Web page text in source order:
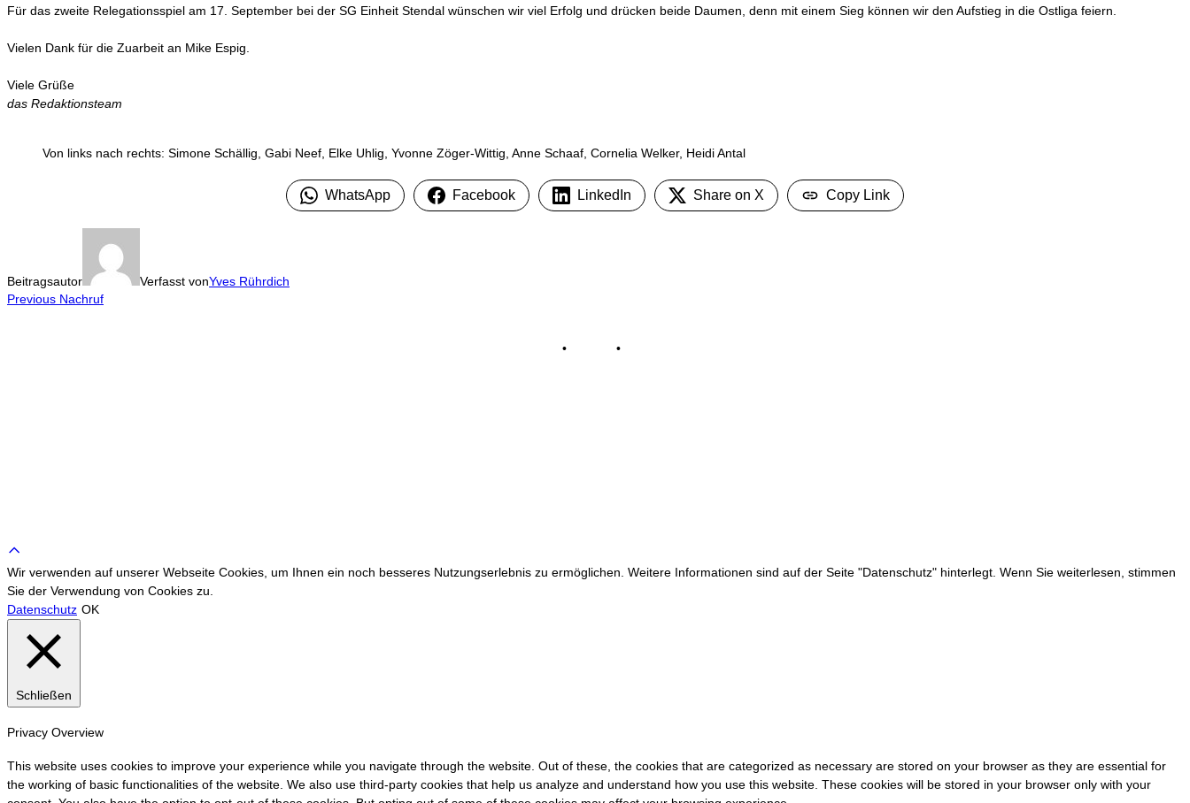
Für das zweite Relegationsspiel am 17. September bei der SG Einheit Stendal wünschen wir viel Erfolg und drücken beide Daumen, denn mit einem Sieg können wir den Aufstieg in die Ostliga feiern.
Vielen Dank für die Zuarbeit an Mike Espig.
Viele Grüße
das Redaktionsteam
Von links nach rechts: Simone Schällig, Gabi Neef, Elke Uhlig, Yvonne Zöger-Wittig, Anne Schaaf, Cornelia Welker, Heidi Antal
WhatsApp Facebook LinkedIn Share on X Copy Link
Beitragsautor Verfasst vonYves Rührdich
Beitragsnavigation
Previous
Previous Nachruf
• •
to
top
Wir verwenden auf unserer Webseite Cookies, um Ihnen ein noch besseres Nutzungserlebnis zu ermöglichen. Weitere Informationen sind auf der Seite "Datenschutz" hinterlegt. Wenn Sie weiterlesen, stimmen
Sie der Verwendung von Cookies zu.
Datenschutz OK
Schließen
Privacy Overview
This website uses cookies to improve your experience while you navigate through the website. Out of these, the cookies that are categorized as necessary are stored on your browser as they are essential for
the working of basic functionalities of the website. We also use third-party cookies that help us analyze and understand how you use this website. These cookies will be stored in your browser only with your